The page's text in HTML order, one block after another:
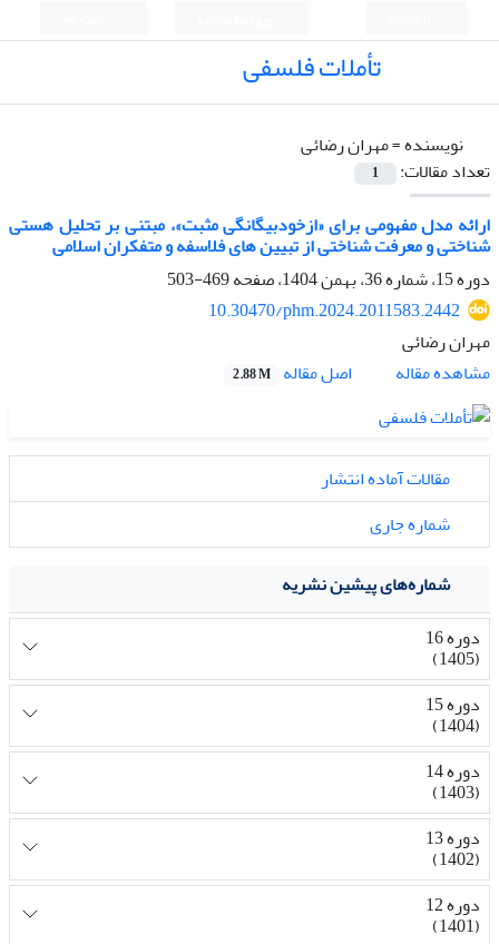
تأملات فلسفی
نویسنده =مهران رضائی
تعداد مقالات:
1
ارائه مدل مفهومی برای «ازخودبیگانگی مثبت»، مبتنی بر تحلیل هستی
شناختی و معرفت شناختی از تبیین های فلاسفه و متفکران اسلامی
دوره 15، شماره 36، بهمن 1404، صفحه
469-503
10.30470/phm.2024.2011583.2442
مهران رضائی
مشاهده مقاله
اصل مقاله 2.88 M
مقالات آماده انتشار
شماره جاری
شماره‌های پیشین نشریه
دوره 16
(1405)
دوره 15
(1404)
دوره 14
(1403)
دوره 13
(1402)
دوره 12
(1401)